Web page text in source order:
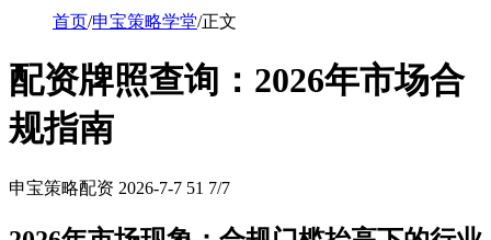
首页/申宝策略学堂/正文
配资牌照查询：2026年市场合
规指南
申宝策略配资 2026-7-7 51 7/7